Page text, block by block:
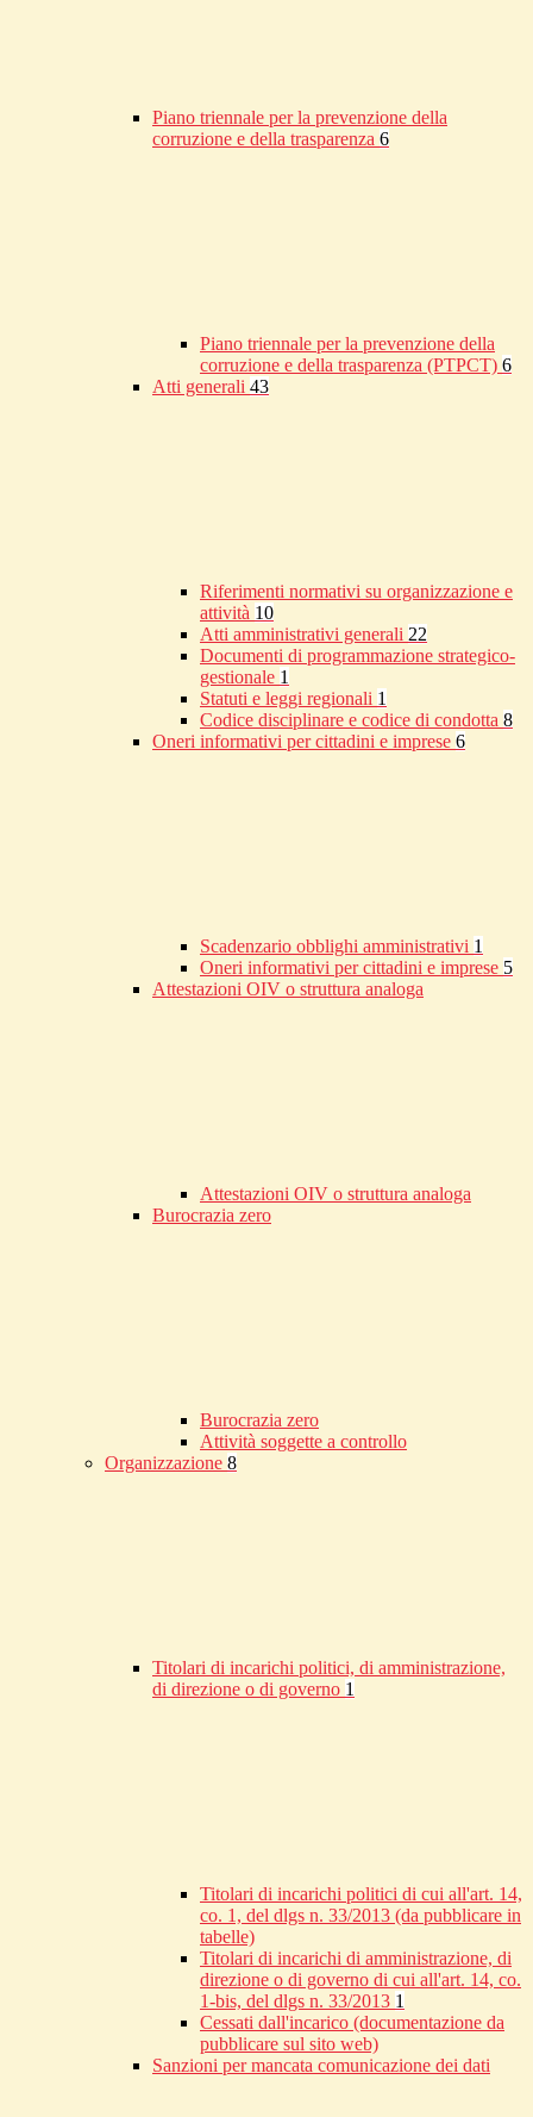
Piano triennale per la prevenzione della
corruzione e della trasparenza 6
Piano triennale per la prevenzione della
corruzione e della trasparenza (PTPCT) 6
Atti generali 43
Riferimenti normativi su organizzazione e
attività 10
Atti amministrativi generali 22
Documenti di programmazione strategico-
gestionale 1
Statuti e leggi regionali 1
Codice disciplinare e codice di condotta 8
Oneri informativi per cittadini e imprese 6
Scadenzario obblighi amministrativi 1
Oneri informativi per cittadini e imprese 5
Attestazioni OIV o struttura analoga
Attestazioni OIV o struttura analoga
Burocrazia zero
Burocrazia zero
Attività soggette a controllo
Organizzazione 8
Titolari di incarichi politici, di amministrazione,
di direzione o di governo 1
Titolari di incarichi politici di cui all'art. 14,
co. 1, del dlgs n. 33/2013 (da pubblicare in
tabelle)
Titolari di incarichi di amministrazione, di
direzione o di governo di cui all'art. 14, co.
1-bis, del dlgs n. 33/2013 1
Cessati dall'incarico (documentazione da
pubblicare sul sito web)
Sanzioni per mancata comunicazione dei dati